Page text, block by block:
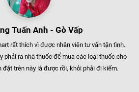
Tuấn Anh - Gò Vấp
rất thích vì được nhân viên tư vấn tận tình.
phải ra nhà thuốc để mua các loại thuốc cho
đặt trên này là được rồi, khỏi phải đi kiếm.